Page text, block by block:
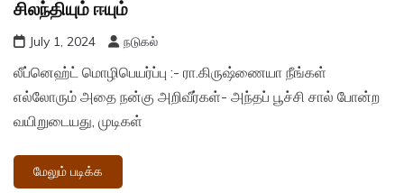
சிலந்தியும் ஈயும்
July 1, 2024 நடுகல்
லீப்னெஹ்ட் மொழிபெயர்ப்பு :- ரா.கிருஷ்ணையா நீங்கள்
எல்லோரும் அதை நன்கு அறிவீர்கள்- அந்தப் பூச்சி சால் போன்ற
வயிறுடையது, முடிகள்
மேலும் படிக்க